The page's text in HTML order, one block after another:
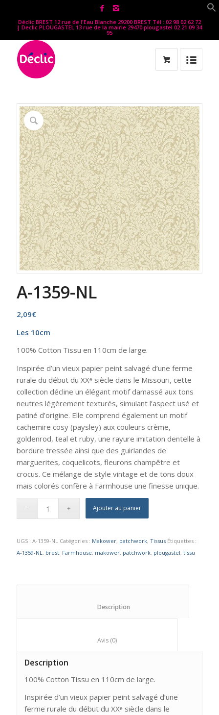
Déclic BREST 12 rue de l'Eau Blanche 29200 BREST Tél : 02 98 02 62 72
| Declic PLOUGASTEL 13 rue de la mairie 29470 plougastel 02 21 09 34
95
A-1359-NL
2,09€
Les 10cm
100% Cotton Tissu en 110cm de large.
Inspirée d’un vieux papier peint salvagé d’une ferme
rurale du début du XXᵉ siècle dans le Missouri, cette
collection décline un élégant motif damassé aux tons
neutres légèrement texturés, simulant l’aspect usé et
patiné d’origine. Elle comprend également un motif
cachemire cosy (paysley) aux couleurs crème,
goldenrod, teal et ruby, une rayure imitation dentelle à
bordure tressée ainsi que des guirlandes de
marguerites, coquelicots, fleurons champêtre et
crocus. Ce mélange de style vintage et de tons doux
mais colorés confère à Farmhouse une finesse unique.
Ajouter au panier
UGS : A-1359-NL Catégories : Makower, patchwork, Tissus Étiquettes :
A-1359-NL , brest, Farmhouse, makower, patchwork, plougastel, tissu
						Avis (0)
Description
100% Cotton Tissu en 110cm de large.
Inspirée d’un vieux papier peint salvagé d’une
ferme rurale du début du XXᵉ siècle dans le